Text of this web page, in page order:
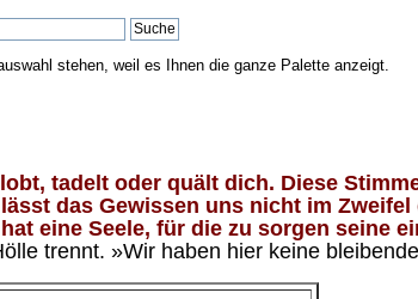
stehen, weil es Ihnen die ganze Palette anzeigt.
tadelt oder quält dich. Diese
das Gewissen uns nicht im
eine Seele, für die zu sorgen seine
trennt. »Wir haben hier keine